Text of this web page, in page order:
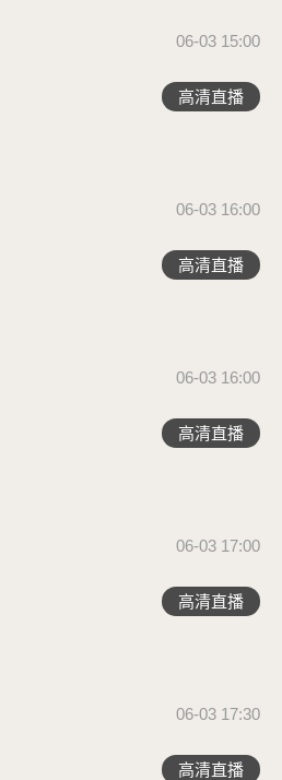
06-03 15:00
高清直播
06-03 16:00
高清直播
06-03 16:00
高清直播
06-03 17:00
高清直播
06-03 17:30
高清直播